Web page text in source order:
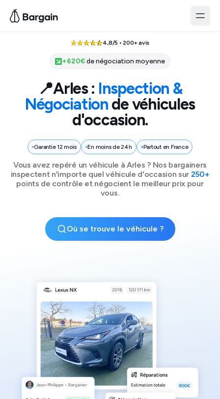
4,8/5 • 200+ avis
+620€de négociation moyenne
📍Arles: Inspection &
Négociation de véhicules
d'occasion.
Garantie 12 mois En moins de 24h Partout en France
Vous avez repéré un véhicule àArles ? Nos bargainers
inspectent n'importe quel véhicule d'occasion sur 250+
points de contrôle et négocient le meilleur prix pour
vous.
Où se trouve le véhicule ?